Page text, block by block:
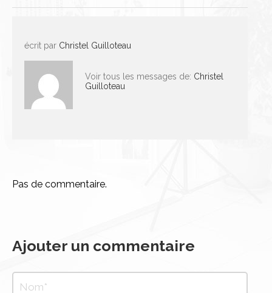
écrit par Christel Guilloteau
Voir tous les messages de: Christel
Guilloteau
Pas de commentaire.
Ajouter un commentaire